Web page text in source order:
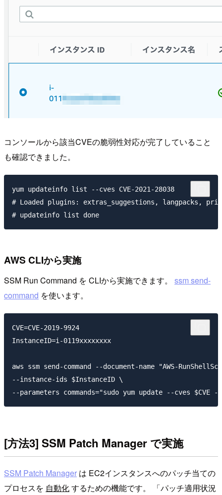
コンソールから該当CVEの脆弱性対応が完了していること
も確認できました。
yum updateinfo list --cves CVE-2021-28038
# Loaded plugins: extras_suggestions, langpacks,
AWS CLIから実施
SSM Run Command を CLIから実施できます。 ssm send-
command を使います。
CVE=CVE-2019-9924
InstanceID=i-0119xxxxxxxx
aws ssm send-command --document-name "AWS-
--instance-ids $InstanceID \
[方法3] SSM Patch Manager で実施
SSM Patch Manager は EC2インスタンスへのパッチ当ての
プロセスを 自動化するための機能です。 「パッチ適用状況